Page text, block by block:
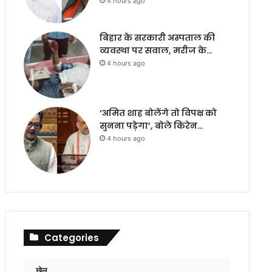
बिहार के सरकारी अस्पताल की
व्यवस्था पर सवाल, मरीज के…
4 hours ago
‘अमित शाह बोलेंगे तो विपक्ष को
सुनना पड़ेगा’, बोले किरेन…
4 hours ago
Categories